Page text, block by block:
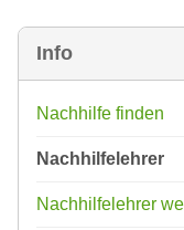
Info
Nachhilfe finden
Nachhilfelehrer
Nachhilfelehrer